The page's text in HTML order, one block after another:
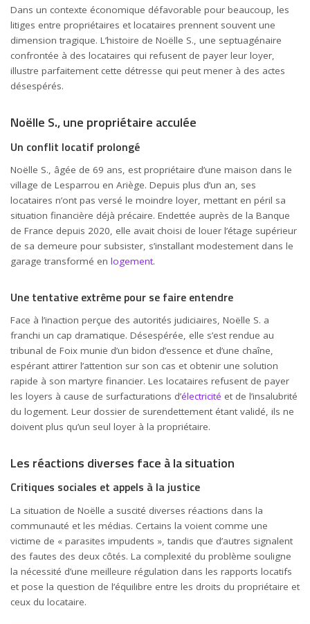
Dans un contexte économique défavorable pour beaucoup, les
litiges entre propriétaires et locataires prennent souvent une
dimension tragique. L’histoire de Noëlle S., une septuagénaire
confrontée à des locataires qui refusent de payer leur loyer,
illustre parfaitement cette détresse qui peut mener à des actes
désespérés.
Noëlle S., une propriétaire acculée
Un conflit locatif prolongé
Noëlle S., âgée de 69 ans, est propriétaire d’une maison dans le
village de Lesparrou en Ariège. Depuis plus d’un an, ses
locataires n’ont pas versé le moindre loyer, mettant en péril sa
situation financière déjà précaire. Endettée auprès de la Banque
de France depuis 2020, elle avait choisi de louer l’étage supérieur
de sa demeure pour subsister, s’installant modestement dans le
garage transformé en logement.
Une tentative extrême pour se faire entendre
Face à l’inaction perçue des autorités judiciaires, Noëlle S. a
franchi un cap dramatique. Désespérée, elle s’est rendue au
tribunal de Foix munie d’un bidon d’essence et d’une chaîne,
espérant attirer l’attention sur son cas et obtenir une solution
rapide à son martyre financier. Les locataires refusent de payer
les loyers à cause de surfacturations d’électricité et de l’insalubrité
du logement. Leur dossier de surendettement étant validé, ils ne
doivent plus qu’un seul loyer à la propriétaire.
Les réactions diverses face à la situation
Critiques sociales et appels à la justice
La situation de Noëlle a suscité diverses réactions dans la
communauté et les médias. Certains la voient comme une
victime de « parasites impudents », tandis que d’autres signalent
des fautes des deux côtés. La complexité du problème souligne
la nécessité d’une meilleure régulation dans les rapports locatifs
et pose la question de l’équilibre entre les droits du propriétaire et
ceux du locataire.